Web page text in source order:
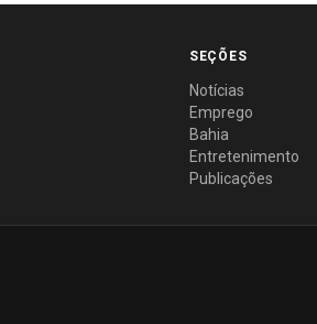
SEÇÕES
Notícias
Emprego
Bahia
Entretenimento
Publicações